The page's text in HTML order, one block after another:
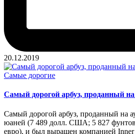
20.12.2019
Опубликовано
Самые дорогие
Самый дорогой арбуз, проданный на
Самый дорогой арбуз, проданный на
юаней (7 489 долл. США; 5 827 фунтов
евро), и был выращен компанией Inner